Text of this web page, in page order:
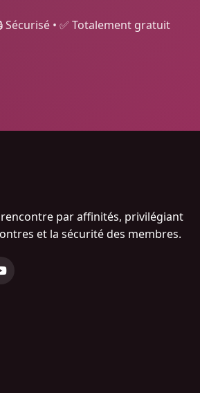
Sécurisé • ✅ Totalement gratuit
par affinités, privilégiant
et la sécurité des membres.